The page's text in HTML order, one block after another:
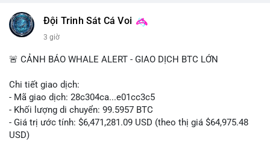
Đội Trinh Sát Cá Voi
3 giờ
🚨 CẢNH BÁO WHALE ALERT - GIAO DỊCH BTC LỚN
Chi tiết giao dịch:
- Mã giao dịch: 28c304ca...e01cc3c5
- Khối lượng di chuyển: 99.5957 BTC
- Giá trị ước tính: $6,471,281.09 USD (theo thị giá $64,975.48
USD)